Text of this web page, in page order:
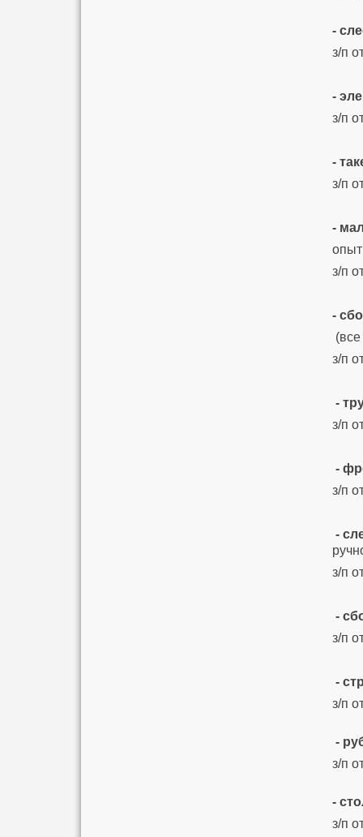
-
з/п
-
з/п
-
з/п
-
з/п
-
з/п
-
з/п
-
з/п
-
з/п
-
з/п
-
з/п
-
з/п
-
з/п